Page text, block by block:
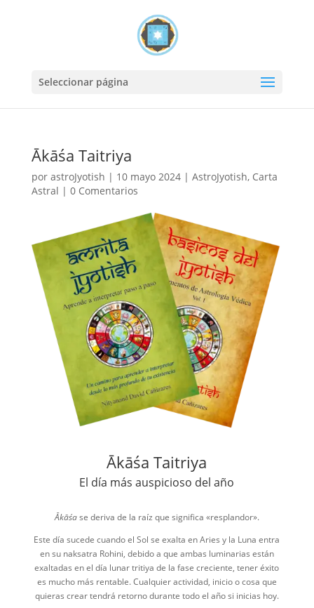
Seleccionar página
Ākāśa Taitriya
por astroJyotish | 10 mayo 2024| AstroJyotish, Carta
Astral | 0 Comentarios
Ākāśa Taitriya
El día más auspicioso del año
Ākāśase deriva de la raíz que significa «resplandor».
Este día sucede cuando el Sol se exalta en Aries y la Luna entra
en su naksatra Rohini, debido a que ambas luminarias están
exaltadas en el día lunar tritiya de la fase creciente, tener éxito
es mucho más rentable. Cualquier actividad, inicio o cosa que
quieras crear tendrá retorno durante todo el año si inicias hoy.